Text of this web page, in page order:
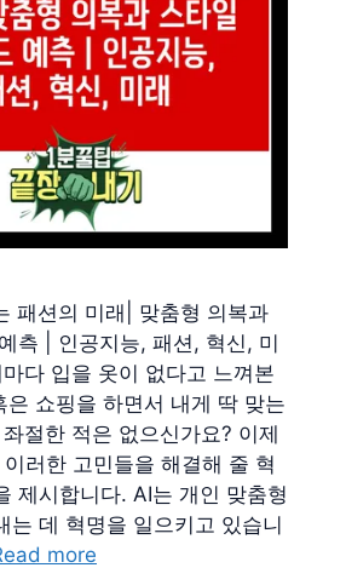
패션의 미래| 맞춤형 의복과
측 | 인공지능, 패션, 혁신, 미
다 입을 옷이 없다고 느껴본
은 쇼핑을 하면서 내게 딱 맞는
절한 적은 없으신가요? 이제
러한 고민들을 해결해 줄 혁
제시합니다. AI는 개인 맞춤형
는 데 혁명을 일으키고 있습니
more